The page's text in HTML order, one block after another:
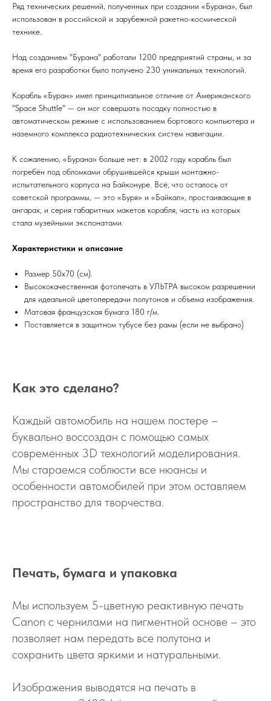
Ряд технических решений, полученных при создании «Бурана», был
использован в российской и зарубежной ракетно-космической
технике.
Над созданием "Бурана" работали 1200 предприятий страны, и за
время его разработки было получено 230 уникальных технологий.
Корабль «Буран» имел принципиальное отличие от Американского
"Space Shuttle" — он мог совершать посадку полностью в
автоматическом режиме с использованием бортового компьютера и
наземного комплекса радиотехнических систем навигации.
К сожалению, «Бурана» больше нет: в 2002 году корабль был
погребён под обломками обрушившейся крыши монтажно-
испытательного корпуса на Байконуре. Всё, что осталось от
советской программы, — это «Буря» и «Байкал», простаивающие в
ангарах, и серия габаритных макетов корабля, часть из которых
стала музейными экспонатами.
Характеристики и описание
Размер 50х70 (см).
Высококачественная фотопечать в УЛЬТРА высоком разрешении
для идеальной цветопередачи полутонов и объема изображения.
Матовая французская бумага 180 г/м.
Поставляется в защитном тубусе без рамы (если не выбрано)
Как это сделано?
Каждый автомобиль на нашем постере –
буквально воссоздан с помощью самых
современных 3D технологий моделирования.
Мы стараемся соблюсти все нюансы и
особенности автомобилей при этом оставляем
пространство для творчества.
Печать, бумага и упаковка
Мы используем 5-цветную реактивную печать
Canon с чернилами на пигментной основе – это
позволяет нам передать все полутона и
сохранить цвета яркими и натуральными.
Изображения выводятся на печать в